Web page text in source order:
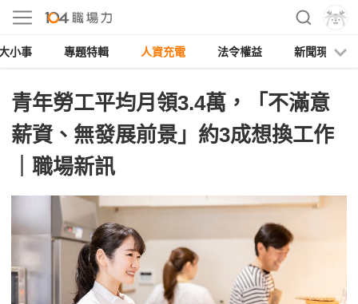
小事 專題特輯 人資充電 法令權益 新聞現場
青年勞工平均月領3.4萬，「不滿意
薪資、無發展前景」約3成想換工作
｜職場新訊